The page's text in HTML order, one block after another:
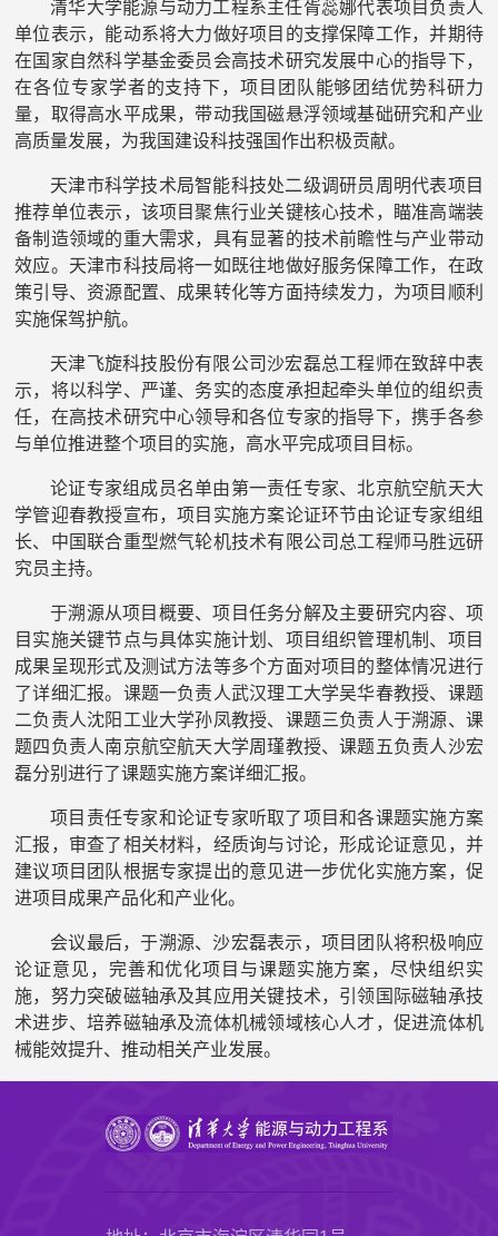
清华大学能源与动力工程系主任胥蕊娜代表项目负责人
单位表示，能动系将大力做好项目的支撑保障工作，并期待
在国家自然科学基金委员会高技术研究发展中心的指导下，
在各位专家学者的支持下，项目团队能够团结优势科研力
量，取得高水平成果，带动我国磁悬浮领域基础研究和产业
高质量发展，为我国建设科技强国作出积极贡献。
天津市科学技术局智能科技处二级调研员周明代表项目
推荐单位表示，该项目聚焦行业关键核心技术，瞄准高端装
备制造领域的重大需求，具有显著的技术前瞻性与产业带动
效应。天津市科技局将一如既往地做好服务保障工作，在政
策引导、资源配置、成果转化等方面持续发力，为项目顺利
实施保驾护航。
天津飞旋科技股份有限公司沙宏磊总工程师在致辞中表
示，将以科学、严谨、务实的态度承担起牵头单位的组织责
任，在高技术研究中心领导和各位专家的指导下，携手各参
与单位推进整个项目的实施，高水平完成项目目标。
论证专家组成员名单由第一责任专家、北京航空航天大
学管迎春教授宣布，项目实施方案论证环节由论证专家组组
长、中国联合重型燃气轮机技术有限公司总工程师马胜远研
究员主持。
于溯源从项目概要、项目任务分解及主要研究内容、项
目实施关键节点与具体实施计划、项目组织管理机制、项目
成果呈现形式及测试方法等多个方面对项目的整体情况进行
了详细汇报。课题一负责人武汉理工大学吴华春教授、课题
二负责人沈阳工业大学孙凤教授、课题三负责人于溯源、课
题四负责人南京航空航天大学周瑾教授、课题五负责人沙宏
磊分别进行了课题实施方案详细汇报。
项目责任专家和论证专家听取了项目和各课题实施方案
汇报，审查了相关材料，经质询与讨论，形成论证意见，并
建议项目团队根据专家提出的意见进一步优化实施方案，促
进项目成果产品化和产业化。
会议最后，于溯源、沙宏磊表示，项目团队将积极响应
论证意见，完善和优化项目与课题实施方案，尽快组织实
施，努力突破磁轴承及其应用关键技术，引领国际磁轴承技
术进步、培养磁轴承及流体机械领域核心人才，促进流体机
械能效提升、推动相关产业发展。